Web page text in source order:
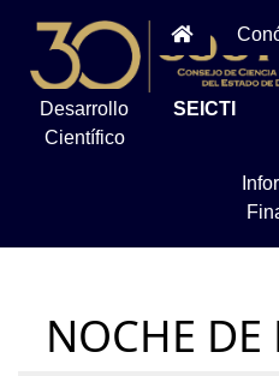
Desarrollo
Científico
SEICTI
NOCHE DE